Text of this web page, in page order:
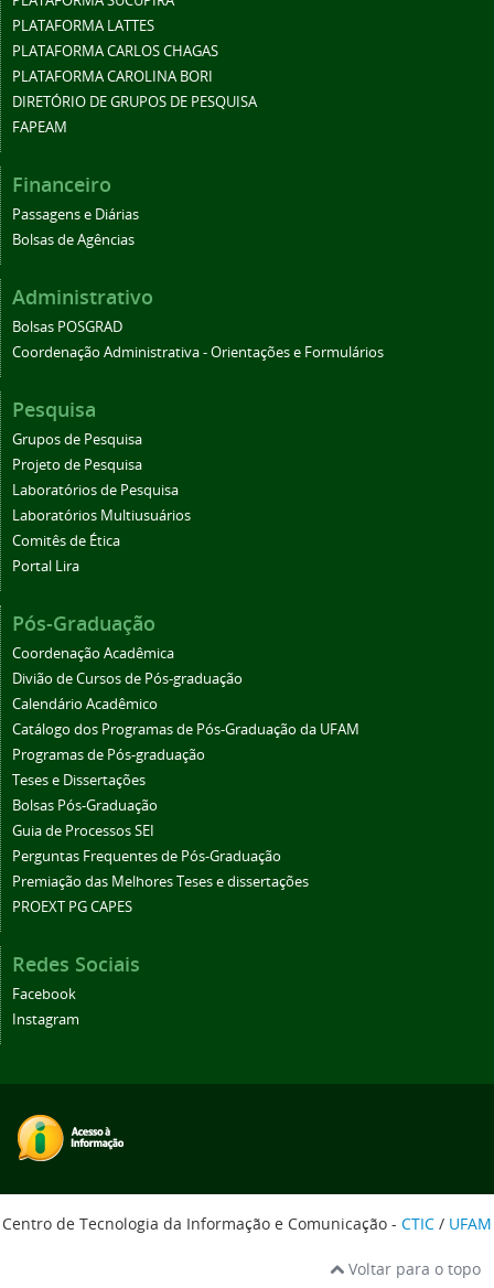
PLATAFORMA LATTES
PLATAFORMA CARLOS CHAGAS
PLATAFORMA CAROLINA BORI
DIRETÓRIO DE GRUPOS DE PESQUISA
FAPEAM
Financeiro
Passagens e Diárias
Bolsas de Agências
Administrativo
Bolsas POSGRAD
Coordenação Administrativa - Orientações e Formulários
Pesquisa
Grupos de Pesquisa
Projeto de Pesquisa
Laboratórios de Pesquisa
Laboratórios Multiusuários
Comitês de Ética
Portal Lira
Pós-Graduação
Coordenação Acadêmica
Divião de Cursos de Pós-graduação
Calendário Acadêmico
Catálogo dos Programas de Pós-Graduação da UFAM
Programas de Pós-graduação
Teses e Dissertações
Bolsas Pós-Graduação
Guia de Processos SEI
Perguntas Frequentes de Pós-Graduação
Premiação das Melhores Teses e dissertações
PROEXT PG CAPES
Redes Sociais
Facebook
Instagram
Centro de Tecnologia da Informação e Comunicação - CTIC / UFAM
Voltar para o topo